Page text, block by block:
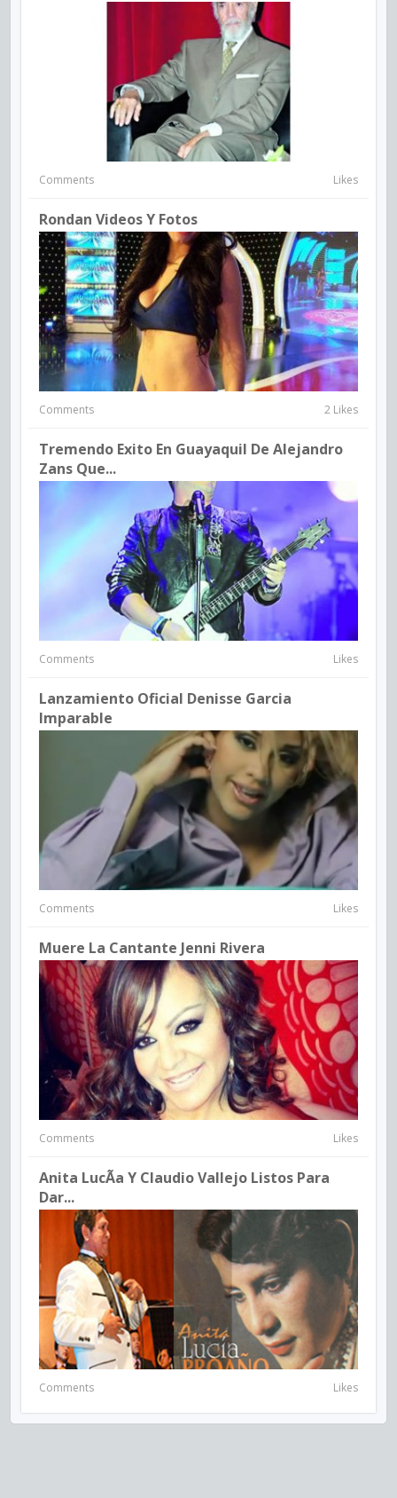
Comments Likes
Rondan Videos Y Fotos
Comments 2 Likes
Tremendo Exito En Guayaquil De Alejandro
Zans Que...
Comments Likes
Lanzamiento Oficial Denisse Garcia
Imparable
Comments Likes
Muere La Cantante Jenni Rivera
Comments Likes
Anita LucÃ­a Y Claudio Vallejo Listos Para
Dar...
Comments Likes